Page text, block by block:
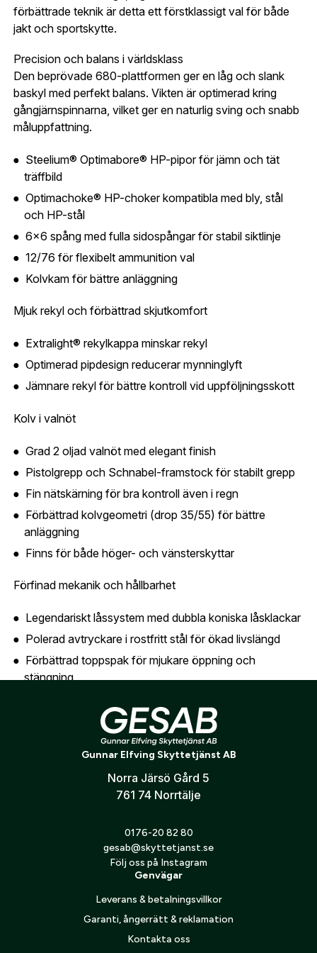
förbättrade teknik är detta ett förstklassigt val för både
jakt och sportskytte.
Precision och balans i världsklass
Den beprövade 680-plattformen ger en låg och slank
baskyl med perfekt balans. Vikten är optimerad kring
gångjärnspinnarna, vilket ger en naturlig sving och snabb
måluppfattning.
Steelium® Optimabore® HP-pipor för jämn och tät
träffbild
Optimachoke® HP-choker kompatibla med bly, stål
och HP-stål
6x6 spång med fulla sidospångar för stabil siktlinje
12/76 för flexibelt ammunition val
Kolvkam för bättre anläggning
Mjuk rekyl och förbättrad skjutkomfort
Extralight® rekylkappa minskar rekyl
Optimerad pipdesign reducerar mynninglyft
Jämnare rekyl för bättre kontroll vid uppföljningsskott
Kolv i valnöt
Grad 2 oljad valnöt med elegant finish
Pistolgrepp och Schnabel-framstock för stabilt grepp
Fin nätskärning för bra kontroll även i regn
Förbättrad kolvgeometri (drop 35/55) för bättre
anläggning
Finns för både höger- och vänsterskyttar
Förfinad mekanik och hållbarhet
Legendariskt låssystem med dubbla koniska låsklackar
Polerad avtryckare i rostfritt stål för ökad livslängd
Förbättrad toppspak för mjukare öppning och
stängning
Exklusiv design och gravyr
Den klassiska Silver Pigeon-designen har uppdaterats
Detaljerad blommig lasergravyr
Mikrolinjer i bakgrunden för ökad djupkänsla
E-postadress:*
Lösenord:*
Glömt lösenord?
Skapa konto och handla enklare
Är du företag eller förening?Med ett eget
konto hos oss får du snabbare utcheckning,
översikt över dina beställningar och sparade
oss så hjälper vi dig att skapa ett konto.
Gatuadress:*
Postnummer:*
Ort:*
Telefon:*
E-post:
Verifiera e-post:
Jag godkänner att mina personuppgifter behandlas enligt
Skicka
Fyll i din e-post adress nedan så kontaktar vi dig
så fort den här produkten är tillbaka i vårt
sortiment.
Beretta 686 Silver pigeon I ADJ .12
E-post adress
Jag godkänner att mina uppgifter sparas enligt
integritetspolicyn
Bevaka
Gunnar Elfving Skyttetjänst AB
Norra Järsö Gård 5
761 74 Norrtälje
0176-20 82 80
gesab@skyttetjanst.se
Följ oss på Instagram
Genvägar
Leverans & betalningsvillkor
Garanti, ångerrätt & reklamation
Kontakta oss